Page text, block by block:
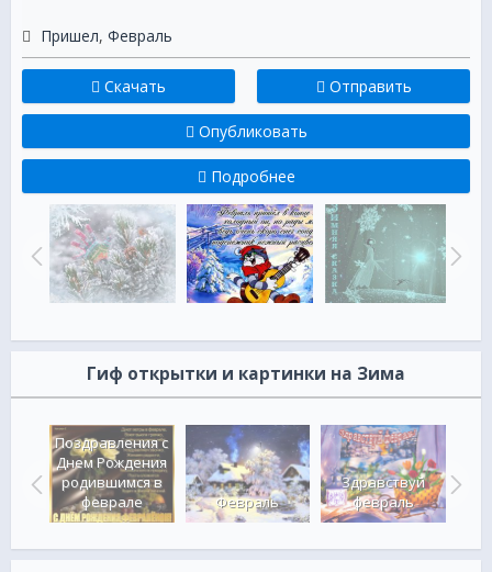
Пришел, Февраль
Скачать Отправить
Опубликовать
Подробнее
Гиф открытки и картинки на Зима
Поздравления с
Днем Рождения
родившимся в
феврале
Февраль
Здравствуй
февраль